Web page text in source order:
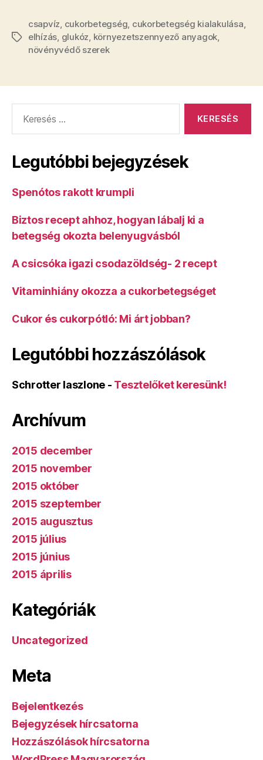
Címkék
csapvíz cukorbetegség cukorbetegség kialakulása
elhízás glukóz környezetszennyező anyagok
növényvédő szerek
Legutóbbi bejegyzések
Spenótos rakott krumpli
Biztos recept ahhoz, hogyan lábalj ki a
betegség okozta belenyugvásból
A csicsóka igazi csodazöldség- 2 recept
Vitaminhiány okozza a cukorbetegséget
Cukor és cukorpótló: Mi árt jobban?
Legutóbbi hozzászólások
Schrotter laszlone - Tesztelőket keresünk!
Archívum
2015 december
2015 november
2015 október
2015 szeptember
2015 augusztus
2015 július
2015 június
2015 április
Kategóriák
Uncategorized
Meta
Bejelentkezés
Bejegyzések hírcsatorna
Hozzászólások hírcsatorna